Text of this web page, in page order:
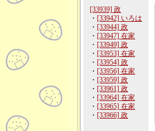
[33939] 政
・ [33942] いろは
・ [33944] 政
・ [33947] 在家
・ [33949] 政
・ [33953] 在家
・ [33954] 政
・ [33956] 在家
・ [33959] 政
・ [33961] 政
・ [33964] 在家
・ [33965] 在家
・ [33966] 政